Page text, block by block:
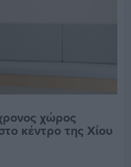
χώρος
κέντρο της Χίου